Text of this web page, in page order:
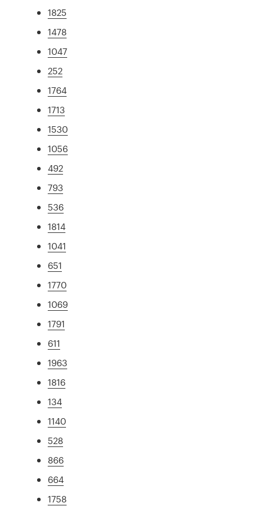
1825
1478
1047
252
1764
1713
1530
1056
492
793
536
1814
1041
651
1770
1069
1791
611
1963
1816
134
1140
528
866
664
1758